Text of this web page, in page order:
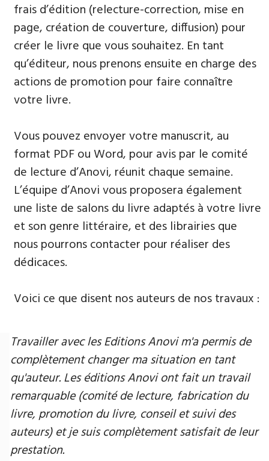
frais d’édition (relecture-correction, mise en
page, création de couverture, diffusion) pour
créer le livre que vous souhaitez. En tant
qu’éditeur, nous prenons ensuite en charge des
actions de promotion pour faire connaître
votre livre.
Vous pouvez envoyer votre manuscrit, au
format PDF ou Word, pour avis par le comité
de lecture d’Anovi, réunit chaque semaine.
L’équipe d’Anovi vous proposera également
une liste de salons du livre adaptés à votre livre
et son genre littéraire, et des librairies que
nous pourrons contacter pour réaliser des
dédicaces.
Voici ce que disent nos auteurs de nos travaux :
Travailler avec les Editions Anovi m'a permis de
complètement changer ma situation en tant
qu'auteur. Les éditions Anovi ont fait un travail
remarquable (comité de lecture, fabrication du
livre, promotion du livre, conseil et suivi des
auteurs) et je suis complètement satisfait de leur
prestation.